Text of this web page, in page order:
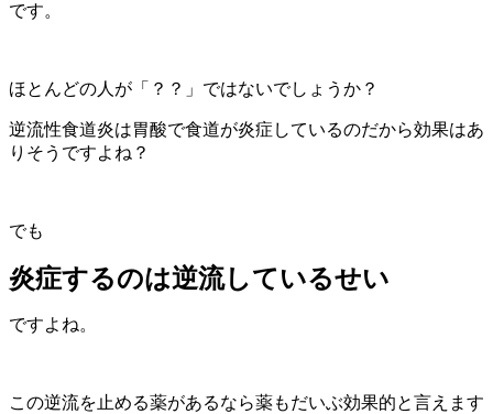
です。
ほとんどの人が「？？」ではないでしょうか？
逆流性食道炎は胃酸で食道が炎症しているのだから効果はあ
りそうですよね？
でも
炎症するのは逆流しているせい
ですよね。
この逆流を止める薬があるなら薬もだいぶ効果的と言えます